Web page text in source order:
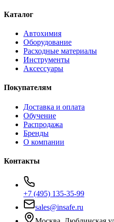
Каталог
Автохимия
Оборудование
Расходные материалы
Инструменты
Аксессуары
Покупателям
Доставка и оплата
Обучение
Распродажа
Бренды
О компании
Контакты
+7 (495) 135-35-99
sales@insafe.ru